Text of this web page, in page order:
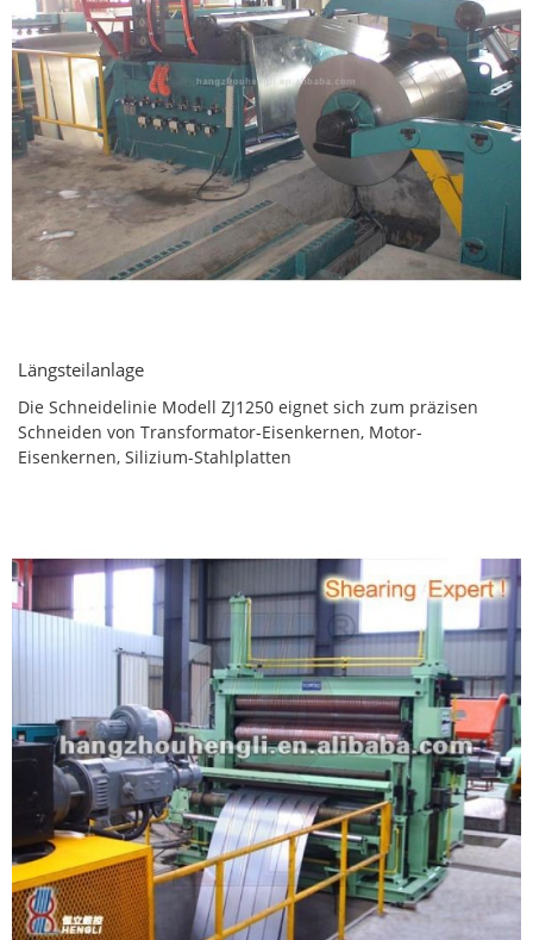
Längsteilanlage
Die Schneidelinie Modell ZJ1250 eignet sich zum präzisen
Schneiden von Transformator-Eisenkernen, Motor-
Eisenkernen, Silizium-Stahlplatten